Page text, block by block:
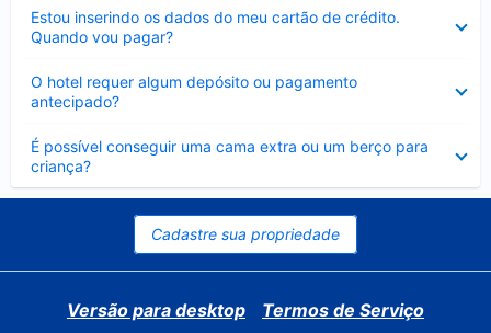
Estou inserindo os dados do meu cartão de crédito.
Quando vou pagar?
O hotel requer algum depósito ou pagamento
antecipado?
É possível conseguir uma cama extra ou um berço para
criança?
Contraído
Cadastre sua propriedade
Versão para desktop
Termos de Serviço